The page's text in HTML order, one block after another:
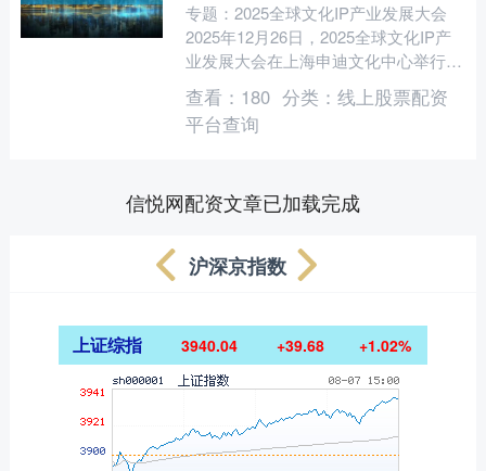
专题：2025全球文化IP产业发展大会
2025年12月26日，2025全球文化IP产
业发展大会在上海申迪文化中心举行，
国际作者和作曲者协会联合会
（CISAC）....
查看： 180 分类： 线上股票配资
平台查询
信悦网配资文章已加载完成
沪深京指数
上证综指 3940.04 +39.68 +1.02%